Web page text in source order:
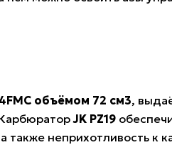
объёмом 72 см3,
JK PZ19
также неприхотливость к